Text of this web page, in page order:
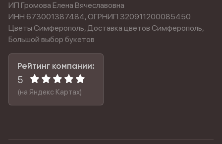
ИП Громова Елена Вячеславовна
ИНН 673001387484, ОГРНИП 320911200085450
Цветы Симферополь, Доставка цветов Симферополь,
Большой выбор букетов
Рейтинг компании:
5
(на Яндекс Картах)